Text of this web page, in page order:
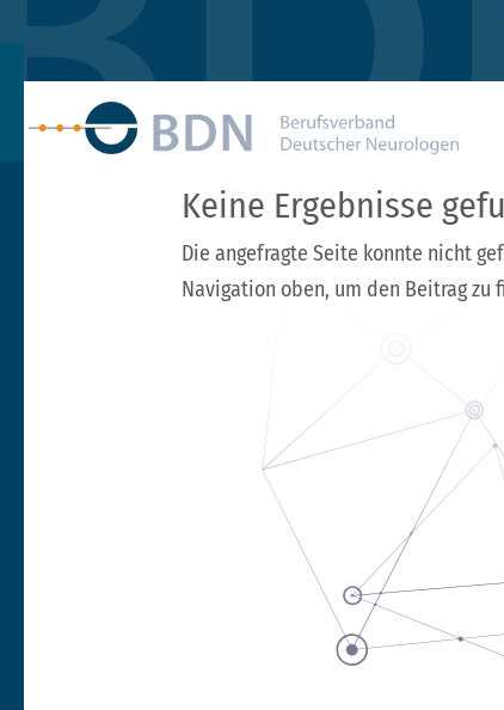
Keine Ergebnisse
Die angefragte Seite konnte nicht
Navigation oben, um den Beitrag zu